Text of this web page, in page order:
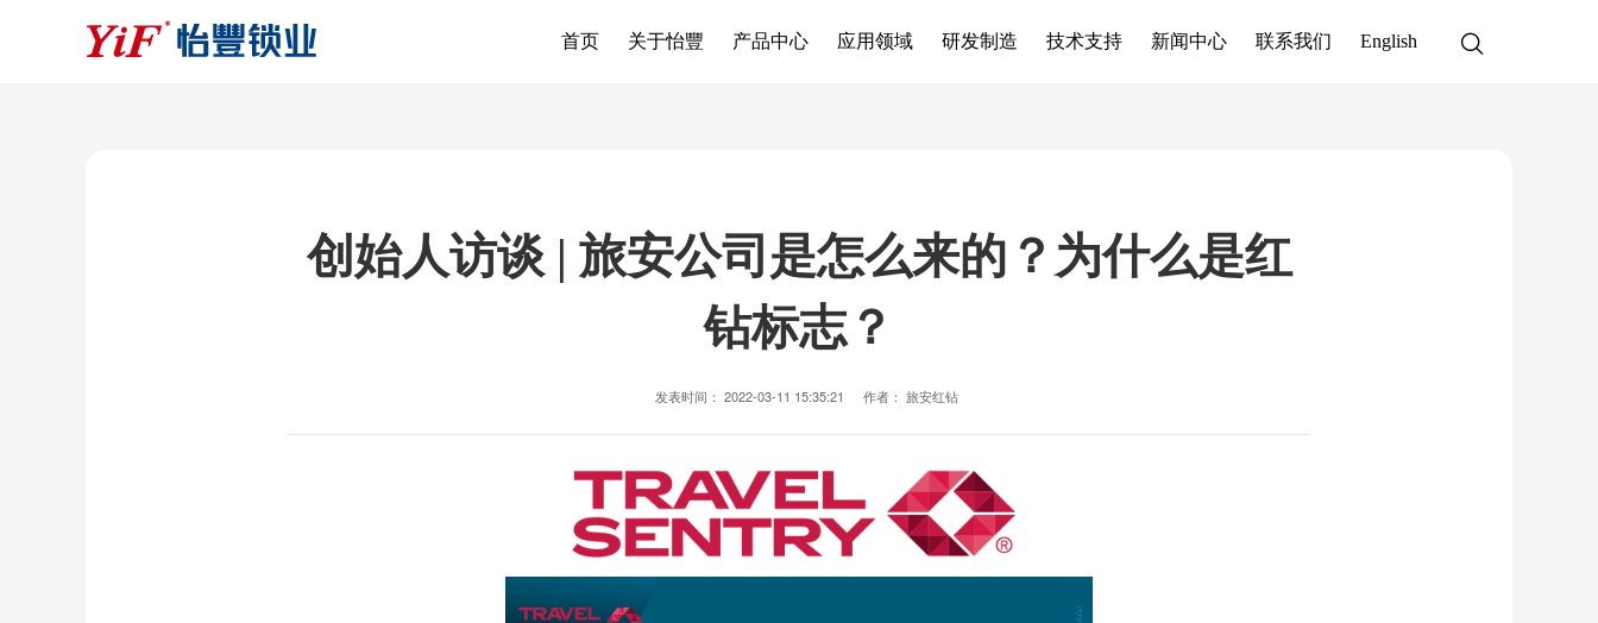
首页 关于怡豐 产品中心 应用领域 研发制造 技术支持 新闻中心 联系我们 English
创始人访谈 | 旅安公司是怎么来的？为什么是红
钻标志？
发表时间： 2022-03-11 15:35:21 作者： 旅安红钻